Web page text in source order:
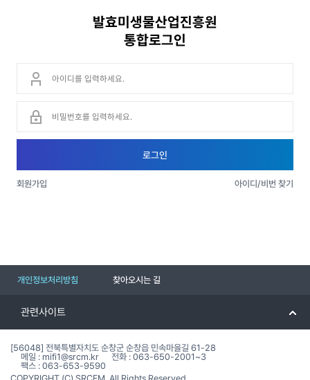
발효미생물산업진흥원
통합로그인
아이디
비밀번호
로그인
회원가입 아이디/비번 찾기
개인정보처리방침 찾아오시는 길
관련사이트
[56048] 전북특별자치도 순창군 순창읍 민속마을길 61-28
메일 : mifi1@srcm.kr
전화 : 063-650-2001~3
팩스 : 063-653-9590